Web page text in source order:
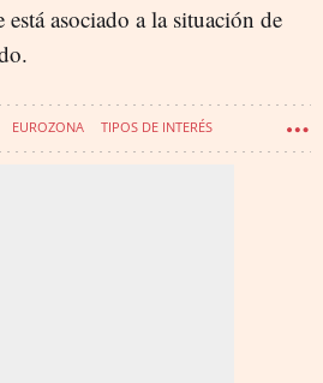
está asociado a la situación de
EUROZONA TIPOS DE INTERÉS